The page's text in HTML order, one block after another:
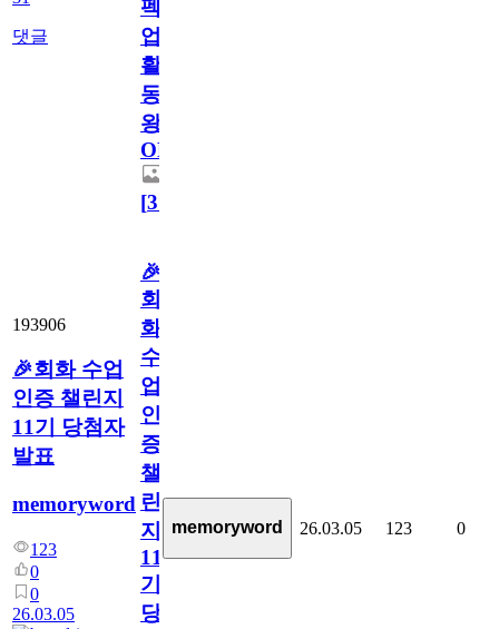
댓글
펙
업
활
동
왕
OPEN
[31
193906
🎉회화 수업
인증 챌린지
11기 당첨자
발표
memoryword
123
0
0
26.03.05
🎉
회
화
수
업
인
증
챌
린
지
11
기
당
memoryword 26.03.05 123 0